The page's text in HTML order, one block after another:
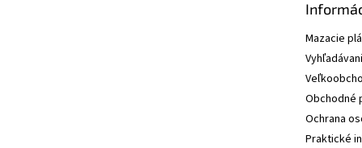
Mazacie
Obchodné
Ochrana
Praktické